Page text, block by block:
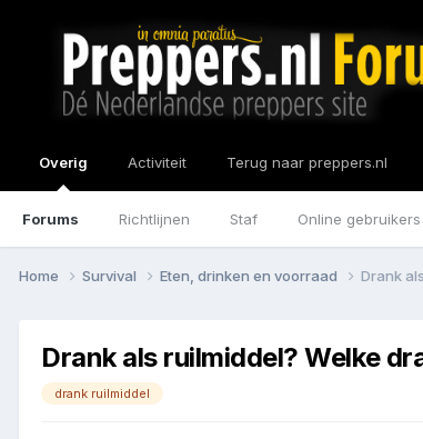
Overig
Forums Richtlijnen Staf Online gebruikers
Activiteit Terug naar preppers.nl
Home Survival Eten, drinken en voorraad Drank
Drank als ruilmiddel? Welke
drank ruilmiddel